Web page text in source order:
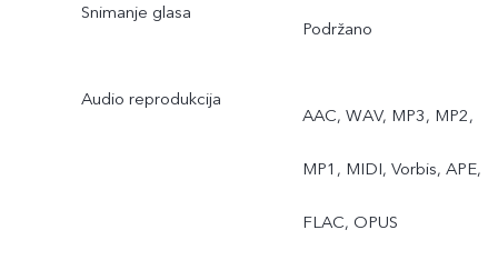
Snimanje glasa
Podržano
Audio reprodukcija
AAC, WAV, MP3, MP2,
MP1, MIDI, Vorbis, APE,
FLAC, OPUS